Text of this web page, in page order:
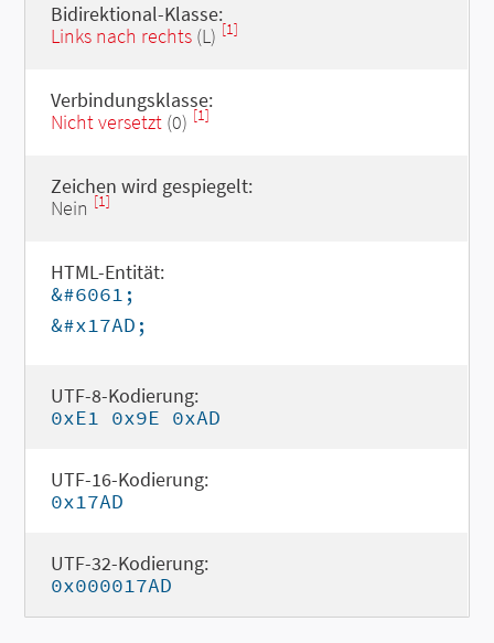
Bidirektional-Klasse:
Links nach rechts(L) [1]
Verbindungsklasse:
Nicht versetzt(0) [1]
Zeichen wird gespiegelt:
Nein [1]
HTML-Entität:
&#6061;
&#x17AD;
UTF-8-Kodierung:
0xE1 0x9E 0xAD
UTF-16-Kodierung:
0x17AD
UTF-32-Kodierung:
0x000017AD